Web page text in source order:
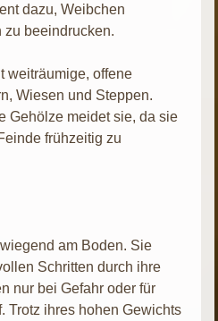
dazu, Weibchen
beeindrucken.
weiträumige, offene
Wiesen und Steppen.
Gehölze meidet sie, da sie
frühzeitig zu
am Boden. Sie
Schritten durch ihre
nur bei Gefahr oder für
Trotz ihres hohen Gewichts